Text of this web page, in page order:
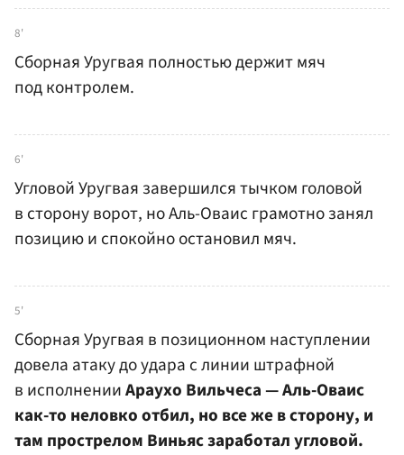
8'
Сборная Уругвая полностью держит мяч
под контролем.
6'
Угловой Уругвая завершился тычком головой
в сторону ворот, но Аль-Оваис грамотно занял
позицию и спокойно остановил мяч.
5'
Сборная Уругвая в позиционном наступлении
довела атаку до удара с линии штрафной
в исполненииАраухо Вильчеса — Аль-Оваис
как-то неловко отбил, но все же в сторону, и
там прострелом Виньяс заработал угловой.